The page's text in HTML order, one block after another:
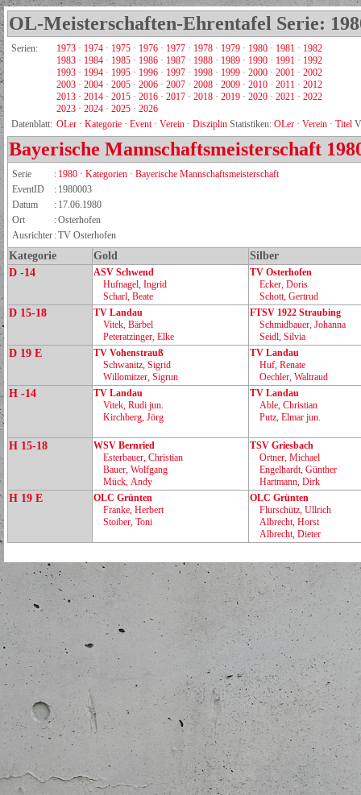
OL-Meisterschaften-Ehrentafel Serie:
Serien: 1973 · 1974 · 1975 · 1976 · 1977 · 1978 · 1979 · 1980 · 1981 · 1982
1983 · 1984 · 1985 · 1986 · 1987 · 1988 · 1989 · 1990 · 1991 · 1992
1993 · 1994 · 1995 · 1996 · 1997 · 1998 · 1999 · 2000 · 2001 · 2002
2003 · 2004 · 2005 · 2006 · 2007 · 2008 · 2009 · 2010 · 2011 · 2012
2013 · 2014 · 2015 · 2016 · 2017 · 2018 · 2019 · 2020 · 2021 · 2022
2023 · 2024 · 2025 · 2026
Datenblatt: OLer · Kategorie · Event· Verein · Disziplin Statistiken: OLer · Verein · Titel
Bayerische Mannschaftsmeisterschaft
Serie : 1980 · Kategorien · Bayerische Mannschaftsmeisterschaft
EventID
: 1980003
Datum
: 17.06.1980
Ort
:Osterhofen
Ausrichter :TV Osterhofen
Kategorie Gold
Silber
D -14
ASV Schwend
Hufnagel, Ingrid
Scharl, Beate
TV Osterhofen
Ecker, Doris
Schott, Gertrud
D 15-18
TV Landau
Vitek, Bärbel
Peteratzinger, Elke
FTSV 1922 Straubing
Schmidbauer, Johanna
Seidl, Silvia
D 19 E
TV Vohenstrauß
Schwanitz, Sigrid
Willomitzer, Sigrun
TV Landau
Huf, Renate
Oechler, Waltraud
H -14
TV Landau
Vitek, Rudi jun.
Kirchberg, Jörg
TV Landau
Able, Christian
Putz, Elmar jun.
H 15-18
WSV Bernried
Esterbauer, Christian
Bauer, Wolfgang
Mück, Andy
TSV Griesbach
Ortner, Michael
Engelhardt, Günther
Hartmann, Dirk
H 19 E
OLC Grünten
Franke, Herbert
Stoiber, Toni
OLC Grünten
Flurschütz, Ullrich
Albrecht, Horst
Albrecht, Dieter